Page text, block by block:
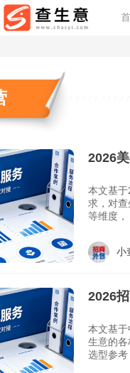
2026
本文基
求，对
等维度，
小
2026
本文基
生意的
选型参考